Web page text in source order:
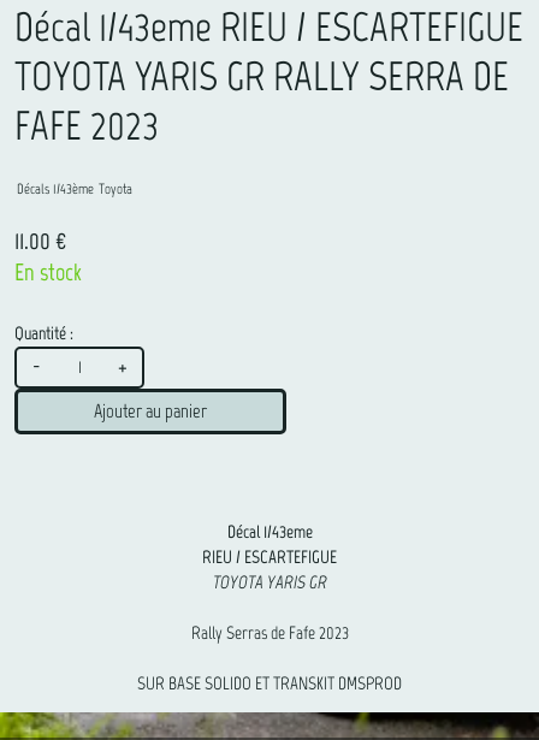
Décal 1/43eme RIEU / ESCARTEFIGUE
TOYOTA YARIS GR RALLY SERRA DE
FAFE 2023
Décals 1/43ème Toyota
11.00 €
En stock
Quantité :
- +
Ajouter au panier
Décal 1/43eme
RIEU / ESCARTEFIGUE
TOYOTA YARIS GR
Rally Serras de Fafe 2023
SUR BASE SOLIDO ET TRANSKIT DMSPROD